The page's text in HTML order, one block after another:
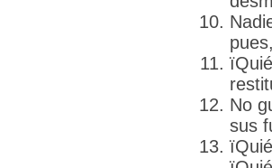
No
sus